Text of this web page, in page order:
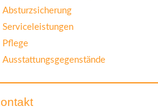
Absturzsicherung
Serviceleistungen
Pflege
Ausstattungsgegenstände